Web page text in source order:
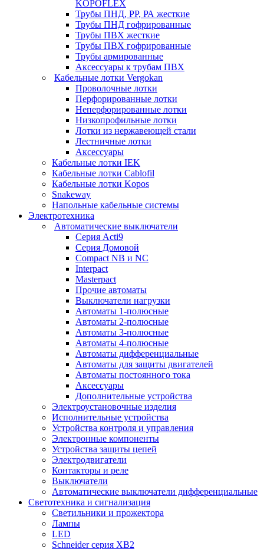
KOPOFLEX
Трубы ПНД, РР, РА жесткие
Трубы ПНД гофрированные
Трубы ПВХ жесткие
Трубы ПВХ гофрированные
Трубы армированные
Аксессуары к трубам ПВХ
Кабельные лотки Vergokan
Проволочные лотки
Перфорированные лотки
Неперфорированные лотки
Низкопрофильные лотки
Лотки из нержавеющей стали
Лестничные лотки
Аксессуары
Кабельные лотки IEK
Кабельные лотки Cablofil
Кабельные лотки Kopos
Snakeway
Напольные кабельные системы
Электротехника
Автоматические выключатели
Серия Acti9
Серия Домовой
Compact NB и NC
Interpact
Masterpact
Прочие автоматы
Выключатели нагрузки
Автоматы 1-полюсные
Автоматы 2-полюсные
Автоматы 3-полюсные
Автоматы 4-полюсные
Автоматы дифференциальные
Автоматы для защиты двигателей
Автоматы постоянного тока
Аксессуары
Дополнительные устройства
Электроустановочные изделия
Исполнительные устройства
Устройства контроля и управления
Электронные компоненты
Устройства защиты цепей
Электродвигатели
Контакторы и реле
Выключатели
Автоматические выключатели дифференциальные
Светотехника и сигнализация
Светильники и прожектора
Лампы
LED
Schneider серия XB2